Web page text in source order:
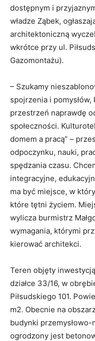
dostępnym i
władze Ząbek,
architektoniczną
wkrótce przy ul.
Gazomontażu).
– Szukamy
spojrzenia i
przestrzeń naprawdę
społeczności.
domem a pracą” –
odpoczynku, nauki,
spędzania czasu.
integracyjne,
ma być miejsce, w
które tętni życiem.
wylicza burmistrz
wymagania, którymi
kierować architekci.
Teren objęty
działce 33/16, w
Piłsudskiego 101.
m2. Obecnie na
budynki
ogrodzony jest